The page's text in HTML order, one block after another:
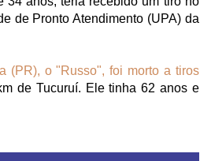
de Pronto Atendimento (UPA) da
(PR), o "Russo", foi morto a tiros
de Tucuruí. Ele tinha 62 anos e